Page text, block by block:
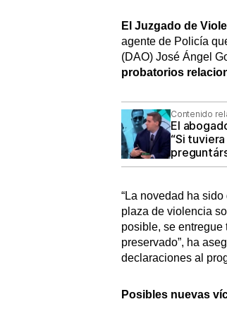
El Juzgado de
agente de Policía
(DAO) José Ángel
probatorios
Contenido
El
“Si
“La novedad ha
plaza de violencia
posible, se
preservado”, ha
declaraciones al
Posibles nuevas